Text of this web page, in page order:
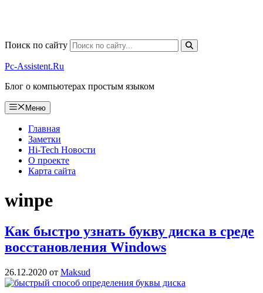
Поиск по сайту
Pc-Assistent.Ru
Блог о компьютерах простым языком
Меню
Главная
Заметки
Hi-Tech Новости
О проекте
Карта сайта
winpe
Как быстро узнать букву диска в среде
восстановления Windows
26.12.2020 от Maksud